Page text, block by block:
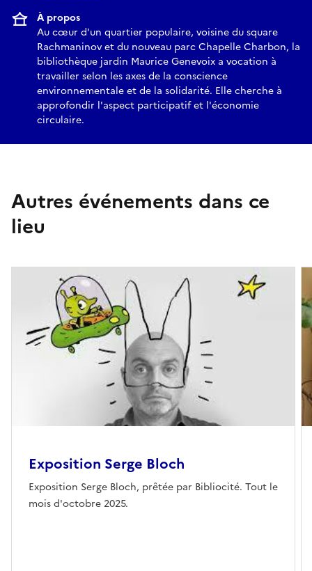
À propos
Au cœur d'un quartier populaire, voisine du square
Rachmaninov et du nouveau parc Chapelle Charbon, la
bibliothèque jardin Maurice Genevoix a vocation à
travailler selon les axes de la conscience
environnementale et de la solidarité. Elle cherche à
approfondir l'aspect participatif et l'économie
circulaire.
Autres événements dans ce
lieu
Exposition Serge Bloch
Exposition Serge Bloch, prêtée par Bibliocité. Tout le
mois d'octobre 2025.